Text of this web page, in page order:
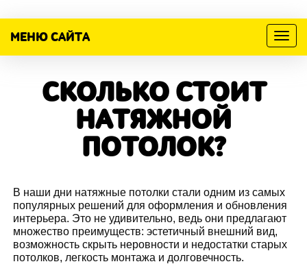
Меню
МЕНЮ САЙТА
СКОЛЬКО СТОИТ
НАТЯЖНОЙ
ПОТОЛОК?
В наши дни натяжные потолки стали одним из самых
популярных решений для оформления и обновления
интерьера. Это не удивительно, ведь они предлагают
множество преимуществ: эстетичный внешний вид,
возможность скрыть неровности и недостатки старых
потолков, легкость монтажа и долговечность.